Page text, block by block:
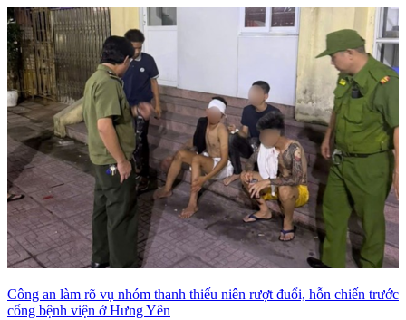
Công an làm rõ vụ nhóm thanh thiếu niên rượt đuổi, hỗn chiến trước
cổng bệnh viện ở Hưng Yên